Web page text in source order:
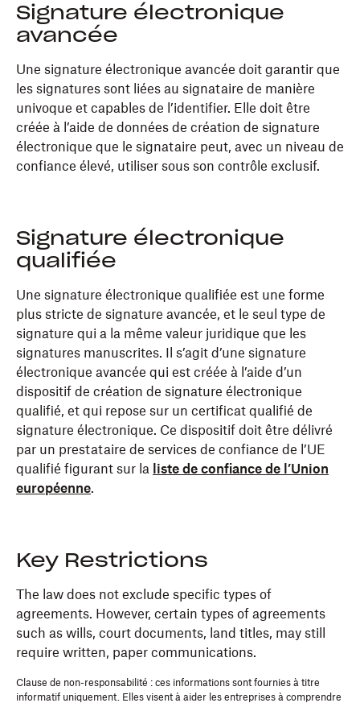
Signature électronique
avancée
Une signature électronique avancée doit garantir que
les signatures sont liées au signataire de manière
univoque et capables de l’identifier. Elle doit être
créée à l’aide de données de création de signature
électronique que le signataire peut, avec un niveau de
confiance élevé, utiliser sous son contrôle exclusif.
Signature électronique
qualifiée
Une signature électronique qualifiée est une forme
plus stricte de signature avancée, et le seul type de
signature qui a la même valeur juridique que les
signatures manuscrites. Il s’agit d’une signature
électronique avancée qui est créée à l’aide d’un
dispositif de création de signature électronique
qualifié, et qui repose sur un certificat qualifié de
signature électronique. Ce dispositif doit être délivré
par un prestataire de services de confiance de l’UE
qualifié figurant sur la
liste de confiance de l’Union
européenne.
Key Restrictions
The law does not exclude specific types of
agreements. However, certain types of agreements
such as wills, court documents, land titles, may still
require written, paper communications.
Clause de non-responsabilité : ces informations sont fournies à titre
informatif uniquement. Elles visent à aider les entreprises à comprendre